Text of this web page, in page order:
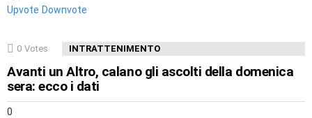
Upvote Downvote
0 Votes INTRATTENIMENTO
Avanti un Altro, calano gli ascolti della domenica
sera: ecco i dati
0